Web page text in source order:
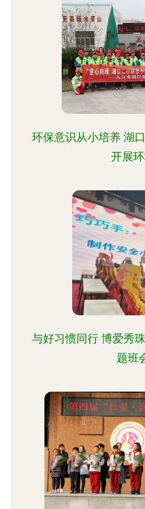
环保意识从小培养 湖
开展
与好习惯同行 博爱秀
题班